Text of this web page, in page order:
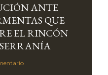
ANTE
QUE
EL RINCÓN